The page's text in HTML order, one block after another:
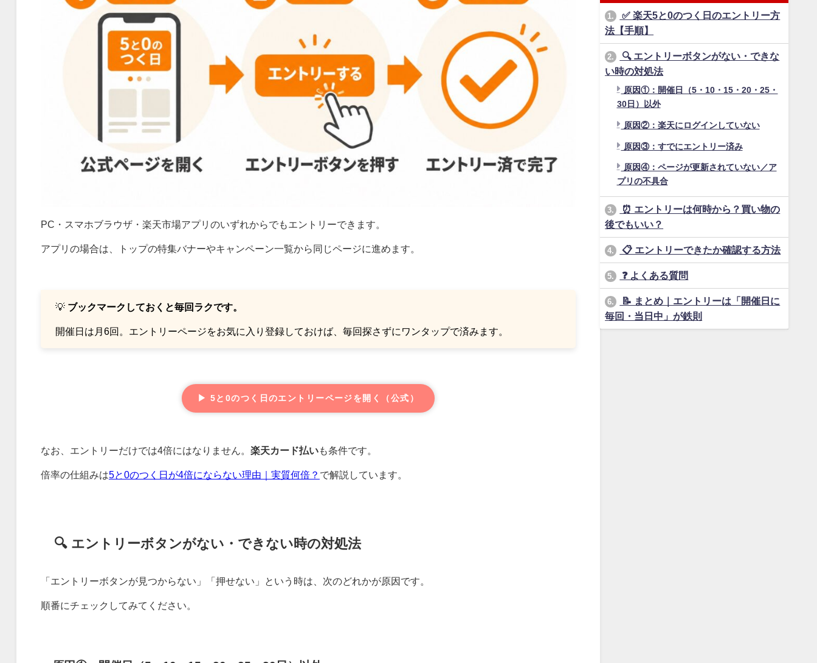
PC・スマホブラウザ・楽天市場アプリのいずれからでもエントリーできます。
アプリの場合は、トップの特集バナーやキャンペーン一覧から同じページに進めます。
💡 ブックマークしておくと毎回ラクです。
開催日は月6回。エントリーページをお気に入り登録しておけば、毎回探さずにワンタップで済みます。
▶ 5と0のつく日のエントリーページを開く（公式）
なお、エントリーだけでは4倍にはなりません。 楽天カード払いも条件です。
倍率の仕組みは5と0のつく日が4倍にならない理由｜実質何倍？ で解説しています。
🔍 エントリーボタンがない・できない時の対処法
「エントリーボタンが見つからない」「押せない」という時は、次のどれかが原因です。
順番にチェックしてみてください。
1.
✅️ 楽天5と0のつく日のエントリー方
法【手順】
2.
🔍 エントリーボタンがない・できな
い時の対処法
原因①：開催日（5・10・15・20・25・
30日）以外
原因②：楽天にログインしていない
原因③：すでにエントリー済み
原因④：ページが更新されていない／ア
プリの不具合
3.
⏰ エントリーは何時から？買い物の
後でもいい？
4. 📋 エントリーできたか確認する方法
5. ❓ よくある質問
6.
📝 まとめ｜エントリーは「開催日に
毎回・当日中」が鉄則